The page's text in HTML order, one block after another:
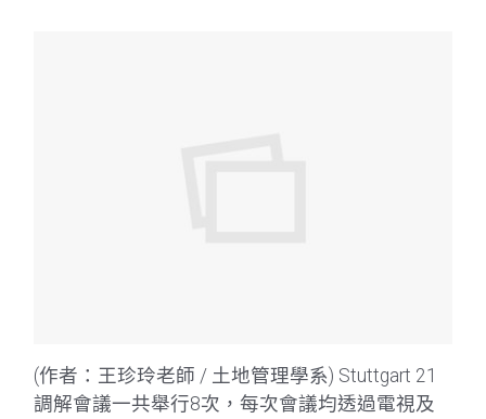
(作者：王珍玲老師 / 土地管理學系) Stuttgart 21
調解會議一共舉行8次，每次會議均透過電視及